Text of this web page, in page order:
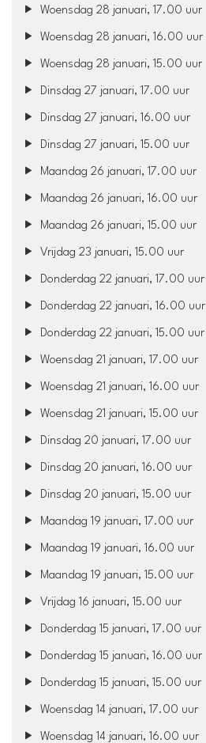
Woensdag 28 januari, 17.00 uur
Woensdag 28 januari, 16.00 uur
Woensdag 28 januari, 15.00 uur
Dinsdag 27 januari, 17.00 uur
Dinsdag 27 januari, 16.00 uur
Dinsdag 27 januari, 15.00 uur
Maandag 26 januari, 17.00 uur
Maandag 26 januari, 16.00 uur
Maandag 26 januari, 15.00 uur
Vrijdag 23 januari, 15.00 uur
Donderdag 22 januari, 17.00 uur
Donderdag 22 januari, 16.00 uur
Donderdag 22 januari, 15.00 uur
Woensdag 21 januari, 17.00 uur
Woensdag 21 januari, 16.00 uur
Woensdag 21 januari, 15.00 uur
Dinsdag 20 januari, 17.00 uur
Dinsdag 20 januari, 16.00 uur
Dinsdag 20 januari, 15.00 uur
Maandag 19 januari, 17.00 uur
Maandag 19 januari, 16.00 uur
Maandag 19 januari, 15.00 uur
Vrijdag 16 januari, 15.00 uur
Donderdag 15 januari, 17.00 uur
Donderdag 15 januari, 16.00 uur
Donderdag 15 januari, 15.00 uur
Woensdag 14 januari, 17.00 uur
Woensdag 14 januari, 16.00 uur